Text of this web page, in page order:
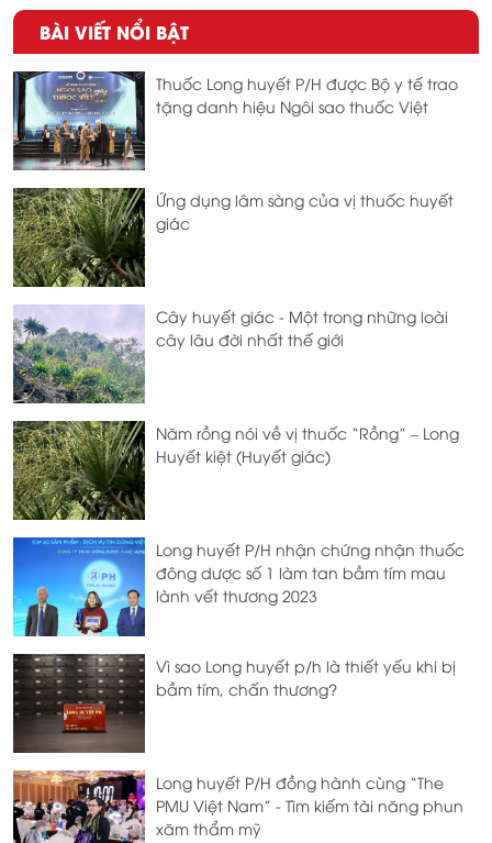
BÀI VIẾT NỔI BẬT
Thuốc Long huyết P/H được Bộ y tế trao
tặng danh hiệu Ngôi sao thuốc Việt
Ứng dụng lâm sàng của vị thuốc huyết
giác
Cây huyết giác - Một trong những loài
cây lâu đời nhất thế giới
Năm rồng nói về vị thuốc “Rồng” – Long
Huyết kiệt (Huyết giác)
Long huyết P/H nhận chứng nhận thuốc
đông dược số 1 làm tan bầm tím mau
lành vết thương 2023
Vì sao Long huyết p/h là thiết yếu khi bị
bầm tím, chấn thương?
Long huyết P/H đồng hành cùng “The
PMU Việt Nam” - Tìm kiếm tài năng phun
xăm thẩm mỹ